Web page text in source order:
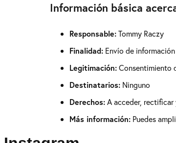
Información básica
Responsable:Tommy Raczy
Finalidad: Envío de
Legitimación:Consentimiento
Destinatarios: Ninguno
Derechos:A acceder,
Más información: Puedes